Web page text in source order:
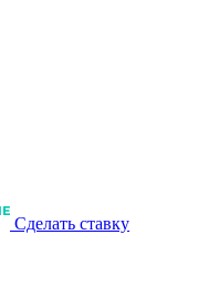
Сделать ставку